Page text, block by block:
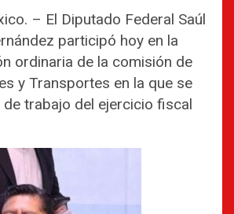
– El Diputado Federal Saúl
participó hoy en la
ordinaria de la comisión de
y Transportes en la que se
trabajo del ejercicio fiscal